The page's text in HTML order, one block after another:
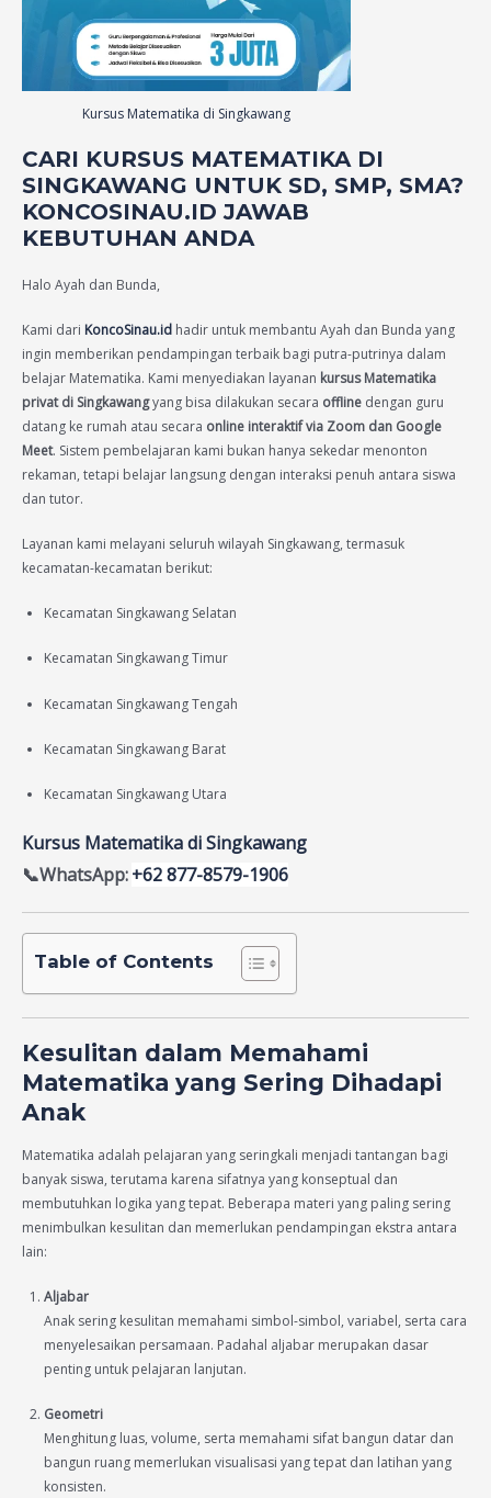
Kursus Matematika di Singkawang
CARI KURSUS MATEMATIKA DI
SINGKAWANG UNTUK SD, SMP, SMA?
KONCOSINAU.ID JAWAB
KEBUTUHAN ANDA
Halo Ayah dan Bunda,
Kami dari KoncoSinau.id hadir untuk membantu Ayah dan Bunda yang
ingin memberikan pendampingan terbaik bagi putra-putrinya dalam
belajar Matematika. Kami menyediakan layanan kursus Matematika
privat di Singkawangyang bisa dilakukan secara offline dengan guru
datang ke rumah atau secara online interaktif via Zoom dan Google
Meet. Sistem pembelajaran kami bukan hanya sekedar menonton
rekaman, tetapi belajar langsung dengan interaksi penuh antara siswa
dan tutor.
Layanan kami melayani seluruh wilayah Singkawang, termasuk
kecamatan-kecamatan berikut:
Kecamatan Singkawang Selatan
Kecamatan Singkawang Timur
Kecamatan Singkawang Tengah
Kecamatan Singkawang Barat
Kecamatan Singkawang Utara
Kursus Matematika di Singkawang
📞WhatsApp:+62 877-8579-1906
Table of Contents
Kesulitan dalam Memahami
Matematika yang Sering Dihadapi
Anak
Matematika adalah pelajaran yang seringkali menjadi tantangan bagi
banyak siswa, terutama karena sifatnya yang konseptual dan
membutuhkan logika yang tepat. Beberapa materi yang paling sering
menimbulkan kesulitan dan memerlukan pendampingan ekstra antara
lain:
Aljabar
Anak sering kesulitan memahami simbol-simbol, variabel, serta cara
menyelesaikan persamaan. Padahal aljabar merupakan dasar
penting untuk pelajaran lanjutan.
Geometri
Menghitung luas, volume, serta memahami sifat bangun datar dan
bangun ruang memerlukan visualisasi yang tepat dan latihan yang
konsisten.